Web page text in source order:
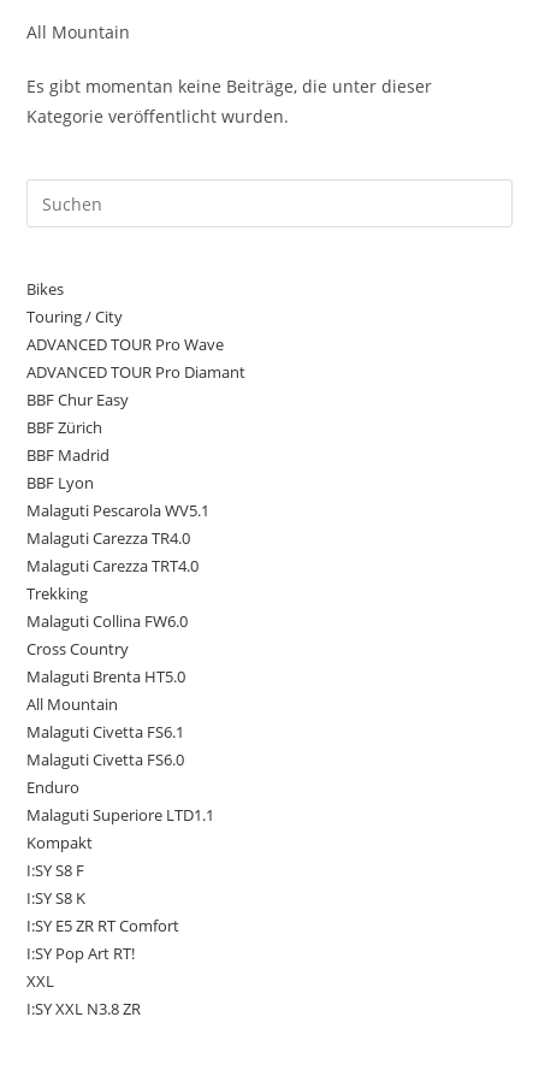
All Mountain
Es gibt momentan keine Beiträge, die unter dieser
Kategorie veröffentlicht wurden.
Bikes
Touring / City
ADVANCED TOUR Pro Wave
ADVANCED TOUR Pro Diamant
BBF Chur Easy
BBF Zürich
BBF Madrid
BBF Lyon
Malaguti Pescarola WV5.1
Malaguti Carezza TR4.0
Malaguti Carezza TRT4.0
Trekking
Malaguti Collina FW6.0
Cross Country
Malaguti Brenta HT5.0
All Mountain
Malaguti Civetta FS6.1
Malaguti Civetta FS6.0
Enduro
Malaguti Superiore LTD1.1
Kompakt
I:SY S8 F
I:SY S8 K
I:SY E5 ZR RT Comfort
I:SY Pop Art RT!
XXL
I:SY XXL N3.8 ZR